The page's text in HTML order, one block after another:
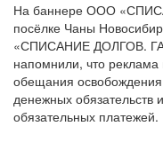
На баннере ООО
посёлке Чаны
«СПИСАНИЕ ДОЛГОВ.
напомнили, что реклама
обещания
денежных обязательств
обязательных платежей.